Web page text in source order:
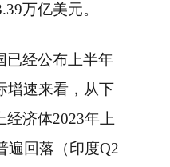
万亿美元。
已经公布上半年
增速来看，从下
经济体2023年上
遍回落（印度Q2